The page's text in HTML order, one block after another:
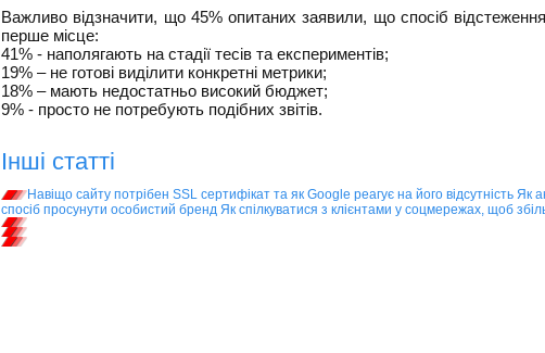
Важливо відзначити, що 45% опитаних заявили, що спосіб
перше місце:
41% - наполягають на стадії тесів та експериментів;
19% – не готові виділити конкретні метрики;
18% – мають недостатньо високий бюджет;
9% - просто не потребують подібних звітів.
Інші статті
Навіщо сайту потрібен SSL сертифікат та як Google реагує на його відсутність Як
спосіб просунути особистий бренд Як спілкуватися з клієнтами у соцмережах, щоб